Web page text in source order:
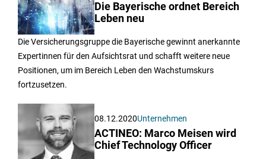
Die Bayerische ordnet Bereich
Leben neu
Die Versicherungsgruppe die Bayerische gewinnt anerkannte
Expertinnen für den Aufsichtsrat und schafft weitere neue
Positionen, um im Bereich Leben den Wachstumskurs
fortzusetzen.
08.12.2020Unternehmen
ACTINEO: Marco Meisen wird
Chief Technology Officer